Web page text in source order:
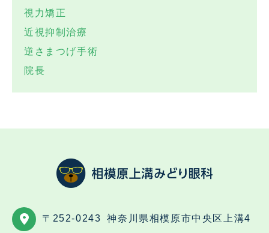
視力矯正
近視抑制治療
逆さまつげ手術
院長
〒252-0243
神奈川県相模原市中央区上溝4